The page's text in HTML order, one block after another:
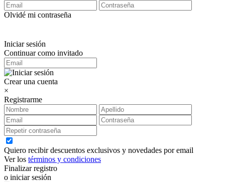
Olvidé mi contraseña
Iniciar sesión
Continuar como invitado
Crear una cuenta
×
Registrarme
Quiero recibir descuentos exclusivos y novedades por email
Ver los términos y condiciones
Finalizar registro
o iniciar sesión